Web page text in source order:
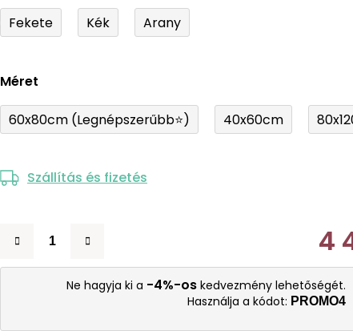
Fekete Kék Arany
Méret
60x80cm (Legnépszerűbb⭐) 40x60cm
Szállítás és fizetés
4
Ne hagyja ki a -4%-os kedvezmény lehetőségét.
Használja a kódot: PROMO4